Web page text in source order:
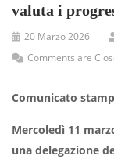
valuta i
20 Marzo 2026
Comments are
Comunicato
Mercoledì 11
una delegazione